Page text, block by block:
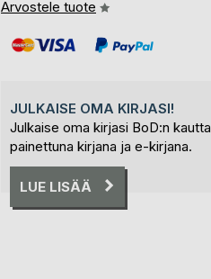
Arvostele tuote
JULKAISE OMA KIRJASI!
Julkaise oma kirjasi BoD:n kautta
painettuna kirjana ja e-kirjana.
LUE LISÄÄ